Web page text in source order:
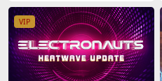
VIP